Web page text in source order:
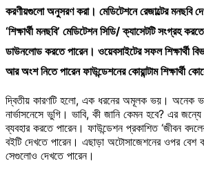
করণীয়গুলো অনুসরণ করা। মেডিটেশনে রেজাল্টের মনছবি
‘শিক্ষার্থী মনছবি’ মেডিটেশন সিডি/ ক্যাসেটটি সংগ্রহ
ডাউনলোড করতে পারেন। ওয়েবসাইটের সফল শিক্ষার্থী
আর অংশ নিতে পারেন ফাউন্ডেশনের কোয়ান্টাম শিক্ষার্থী
দ্বিতীয় কারণটি হলো, এক ধরনের অমূলক ভয়। অনেক
নার্ভাসনেসে ভুগি। ভাবি, কী জানি কেমন হবে? এর
ব্যবহার করতে পারেন। ফাউন্ডেশন প্রকাশিত ‘জীবন
বইটি দেখতে পারেন। এছাড়া অটোসাজেশনের ওপর বেশ
সেগুলোও দেখতে পারেন।